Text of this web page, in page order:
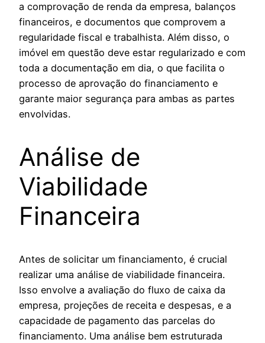
a comprovação de renda da empresa, balanços
financeiros, e documentos que comprovem a
regularidade fiscal e trabalhista. Além disso, o
imóvel em questão deve estar regularizado e com
toda a documentação em dia, o que facilita o
processo de aprovação do financiamento e
garante maior segurança para ambas as partes
envolvidas.
Análise de
Viabilidade
Financeira
Antes de solicitar um financiamento, é crucial
realizar uma análise de viabilidade financeira.
Isso envolve a avaliação do fluxo de caixa da
empresa, projeções de receita e despesas, e a
capacidade de pagamento das parcelas do
financiamento. Uma análise bem estruturada